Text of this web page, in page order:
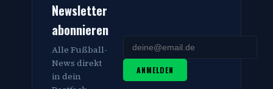
Newsletter
abonnieren
Alle Fußball-
News direkt
in dein
ANMELDEN